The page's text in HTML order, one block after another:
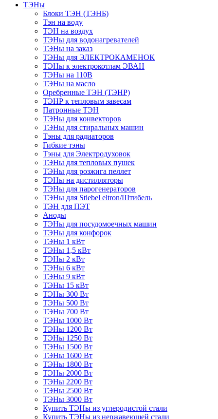
ТЭНы
Блоки ТЭН (ТЭНБ)
Тэн на воду
ТЭН на воздух
ТЭНы для водонагревателей
ТЭНы на заказ
ТЭНы для ЭЛЕКТРОКАМЕНОК
ТЭНы к электрокотлам ЭВАН
ТЭНы на 110В
ТЭНы на масло
Оребренные ТЭН (ТЭНР)
ТЭНР к тепловым завесам
Патронные ТЭН
ТЭНы для конвекторов
ТЭНы для стиральных машин
Тэны для радиаторов
Гибкие тэны
Тэны для Электродуховок
ТЭНы для тепловых пушек
ТЭНы для розжига пеллет
ТЭНы на дистилляторы
ТЭНы для парогенераторов
ТЭНы для Stiebel eltron/Штибель
ТЭН для ПЭТ
Аноды
ТЭНы для посудомоечных машин
ТЭНы для конфорок
ТЭНы 1 кВт
ТЭНы 1,5 кВт
ТЭНы 2 кВт
ТЭНы 6 кВт
ТЭНы 9 кВт
ТЭНы 15 кВт
ТЭНы 300 Вт
ТЭНы 500 Вт
ТЭНы 700 Вт
ТЭНы 1000 Вт
ТЭНы 1200 Вт
ТЭНы 1250 Вт
ТЭНы 1500 Вт
ТЭНы 1600 Вт
ТЭНы 1800 Вт
ТЭНы 2000 Вт
ТЭНы 2200 Вт
ТЭНы 2500 Вт
ТЭНы 3000 Вт
Купить ТЭНы из углеродистой стали
Купить ТЭНы из нержавеющей стали